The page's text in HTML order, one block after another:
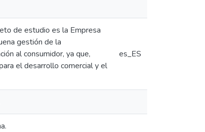
de estudio es la Empresa
gestión de la
al consumidor, ya que,
el desarrollo comercial y el
es_ES